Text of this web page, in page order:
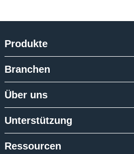
Produkte
Branchen
Über uns
Unterstützung
Ressourcen